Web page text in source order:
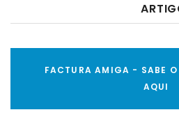
FACTURA AMIGA - SABE O
AQUI